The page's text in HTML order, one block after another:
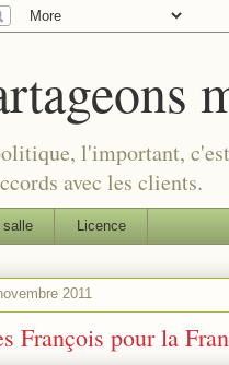
l'important,
avec les clients.
salle Licence
2011
François pour la